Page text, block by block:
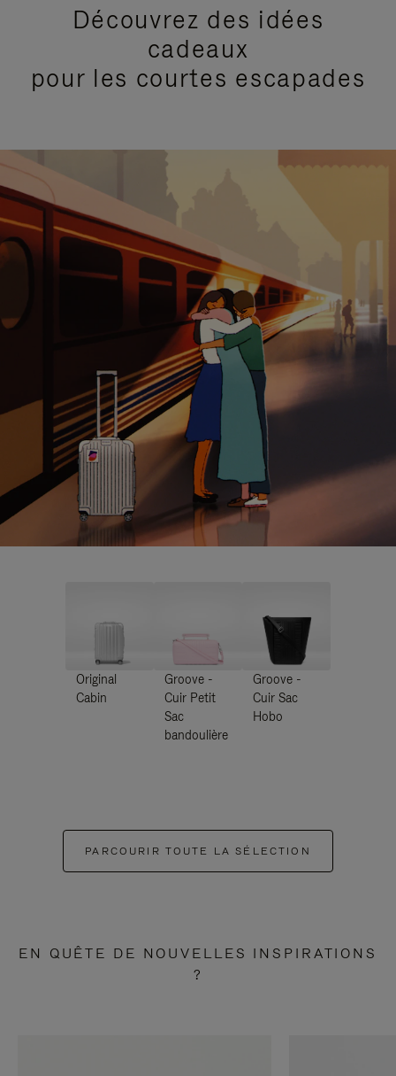
Découvrez des idées
cadeaux
pour les courtes escapades
Original
Cabin
Groove -
Cuir Petit
Sac
bandoulière
Groove -
Cuir Sac
Hobo
PARCOURIR TOUTE LA SÉLECTION
EN QUÊTE DE NOUVELLES INSPIRATIONS
?